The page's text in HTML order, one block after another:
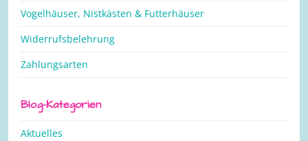
Vogelhäuser, Nistkästen & Futterhäuser
Widerrufsbelehrung
Zahlungsarten
Blog-Kategorien
Aktuelles